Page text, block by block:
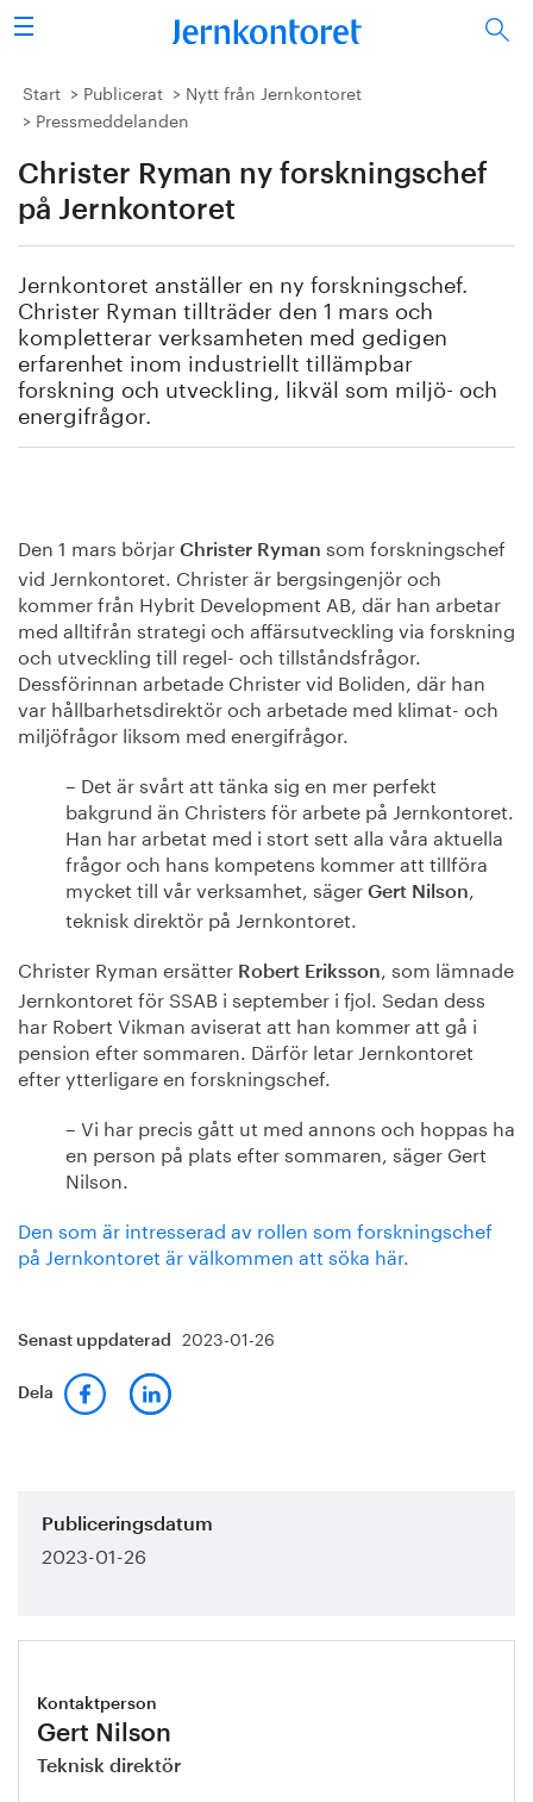
Sök
Stålindustrin
Forskning/utbildning
Energi/miljö
Vi tycker
Publicerat
Bildbank
Start Publicerat
Nytt från Jernkontoret
Pressmeddelanden
Christer Ryman ny forskningschef
på Jernkontoret
Jernkontoret anställer en ny forskningschef.
Christer Ryman tillträder den 1 mars och
kompletterar verksamheten med gedigen
erfarenhet inom industriellt tillämpbar
forskning och utveckling, likväl som miljö- och
energifrågor.
Den 1 mars börjar Christer Ryman som forskningschef
vid Jernkontoret. Christer är bergsingenjör och
kommer från Hybrit Development AB, där han arbetar
med alltifrån strategi och affärsutveckling via forskning
och utveckling till regel- och tillståndsfrågor.
Dessförinnan arbetade Christer vid Boliden, där han
var hållbarhetsdirektör och arbetade med klimat- och
miljöfrågor liksom med energifrågor.
– Det är svårt att tänka sig en mer perfekt
bakgrund än Christers för arbete på Jernkontoret.
Han har arbetat med i stort sett alla våra aktuella
frågor och hans kompetens kommer att tillföra
mycket till vår verksamhet, säger Gert Nilson,
teknisk direktör på Jernkontoret.
Christer Ryman ersätter Robert Eriksson, som lämnade
Jernkontoret för SSAB i september i fjol. Sedan dess
har Robert Vikman aviserat att han kommer att gå i
pension efter sommaren. Därför letar Jernkontoret
efter ytterligare en forskningschef.
– Vi har precis gått ut med annons och hoppas ha
en person på plats efter sommaren, säger Gert
Nilson.
Den som är intresserad av rollen som forskningschef
på Jernkontoret är välkommen att söka här.
Senast uppdaterad 2023-01-26
Dela
Publiceringsdatum
2023-01-26
Kontaktperson
Gert Nilson
Teknisk direktör